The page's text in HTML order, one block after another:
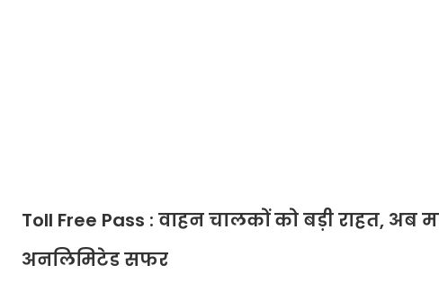
Toll Free Pass : वाहन चालकों को बड़ी राहत,
अनलिमिटेड सफर